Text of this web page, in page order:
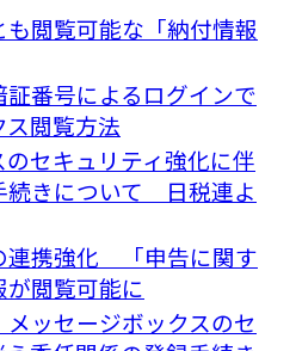
閲覧可能な「納付情報
番号によるログインで
閲覧方法
セキュリティ強化に伴
続きについて 日税連よ
連携強化 「申告に関す
閲覧可能に
ッセージボックスのセ